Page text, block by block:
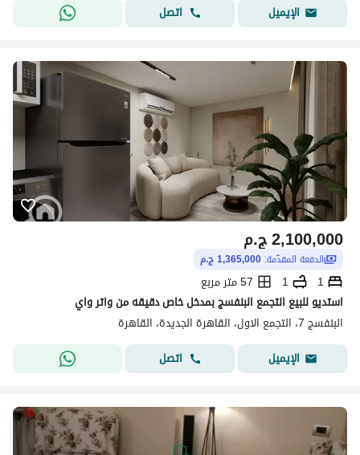
الإيميل
اتصل
ج.م2,100,000
الدفعة المقدّمة: 1,365,000 ج.م
1
1
57 متر مربع
استديو للبيع التجمع البنفسج بمدخل خاص دقيقه من واتر واي
البنفسج 7، التجمع الاول، القاهرة الجديدة، القاهرة
الإيميل
اتصل